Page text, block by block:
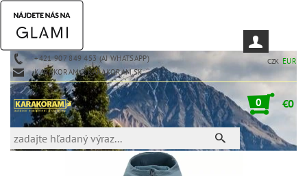
+421 907 849 453 (AJ WHATSAPP)
KARAKORAM@KARAKORAM.SK
CZK EUR
0 €0